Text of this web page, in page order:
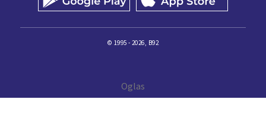
© 1995 - 2026, B92